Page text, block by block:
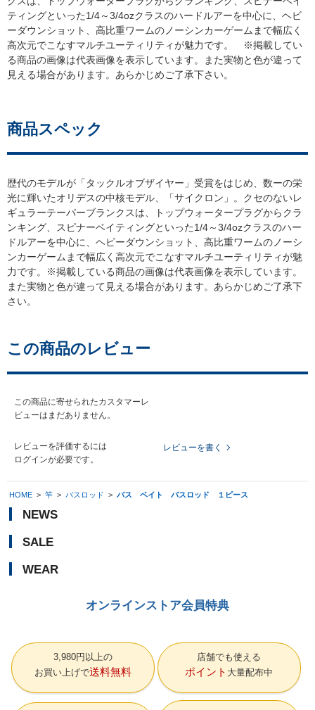
ティングといった1/4～3/4ozクラスのハードルアーを中心に、ヘビ
ーダウンショット、高比重ワームのノーシンカーゲームまで幅広く
高次元でこなすマルチユーティリティが魅力です。 ※掲載してい
る商品の画像は代表画像を表示しています。また実物と色が違って
見える場合があります。あらかじめご了承下さい。
商品スペック
歴代のモデルが「タックルオブザイヤー」受賞をはじめ、数ーの栄
光に輝いたオリデスの中核モデル、「サイクロン」。クセのないレ
ギュラーテーパーブランクスは、トップウォータープラグからクラ
ンキング、スピナーベイティングといった1/4～3/4ozクラスのハー
ドルアーを中心に、ヘビーダウンショット、高比重ワームのノーシ
ンカーゲームまで幅広く高次元でこなすマルチユーティリティが魅
力です。※掲載している商品の画像は代表画像を表示しています。
また実物と色が違って見える場合があります。あらかじめご了承下
さい。
この商品のレビュー
この商品に寄せられたカスタマーレ
ビューはまだありません。
レビューを評価するには
ログインが必要です。
レビューを書く
HOME > 竿 > バスロッド > バス ベイト バスロッド １ピース
NEWS
SALE
WEAR
オンラインストア会員特典
3,980円以上の
お買い上げで送料無料
店舗でも使える
ポイント 大量配布中